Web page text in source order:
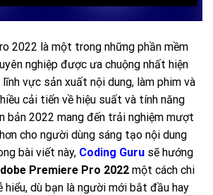
2022 là một trong những phần mềm
nghiệp được ưa chuộng nhất hiện
vực sản xuất nội dung, làm phim và
cải tiến về hiệu suất và tính năng
bản 2022 mang đến trải nghiệm mượt
cho người dùng sáng tạo nội dung
bài viết này, Coding Guru sẽ hướng
Premiere Pro 2022 một cách chi
hiểu, dù bạn là người mới bắt đầu hay